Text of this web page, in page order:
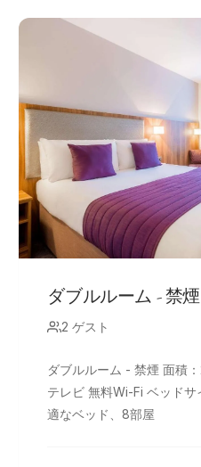
ダブルルーム - 禁煙
2 ゲスト
ダブルルーム - 禁煙 面積：22㎡ 専用バスルーム 薄型
テレビ 無料Wi-Fi ベッドサイズ：ダブルベッド1台 快
適なベッド、8部屋